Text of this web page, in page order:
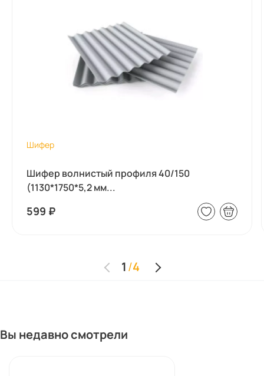
Шифер
Шифер волнистый профиля 40/150
(1130*1750*5,2 мм...
599 ₽
1/4
Вы недавно смотрели